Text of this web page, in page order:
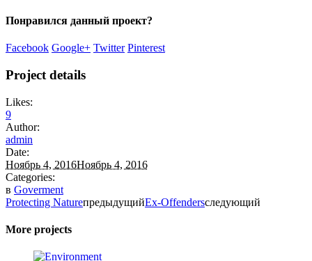
Понравился данный проект?
Facebook Google+ Twitter Pinterest
Project details
Likes:
9
Author:
admin
Date:
Ноябрь 4, 2016Ноябрь 4, 2016
Categories:
в Goverment
Protecting NatureпредыдущийEx-Offendersследующий
More projects